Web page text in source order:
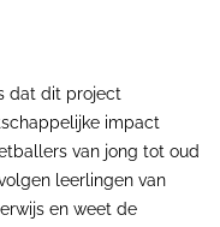
dat dit project
impact
van jong tot oud
leerlingen van
en weet de